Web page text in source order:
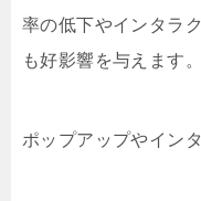
率の低下やインタラ
も好影響を与えます。
ポップアップやイン